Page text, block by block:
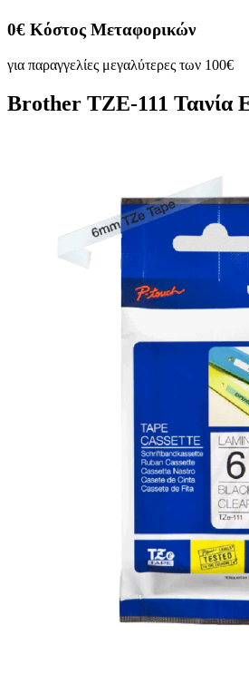
0€ Κόστος Μεταφορικών
για παραγγελίες μεγαλύτερες των 100€
Brother TZE-111 Ταινία